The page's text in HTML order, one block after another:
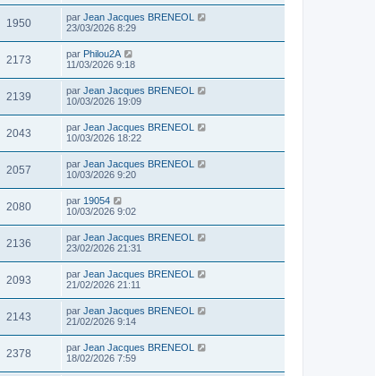
1950 par Jean Jacques BRENEOL
23/03/2026 8:29
2173 par Philou2A
11/03/2026 9:18
2139 par Jean Jacques BRENEOL
10/03/2026 19:09
2043 par Jean Jacques BRENEOL
10/03/2026 18:22
2057 par Jean Jacques BRENEOL
10/03/2026 9:20
2080 par 19054
10/03/2026 9:02
2136 par Jean Jacques BRENEOL
23/02/2026 21:31
2093 par Jean Jacques BRENEOL
21/02/2026 21:11
2143 par Jean Jacques BRENEOL
21/02/2026 9:14
2378 par Jean Jacques BRENEOL
18/02/2026 7:59